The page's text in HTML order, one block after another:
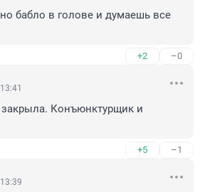
бабло в голове и думаешь все
+2 –0
Конъюнктурщик и
+5 –1